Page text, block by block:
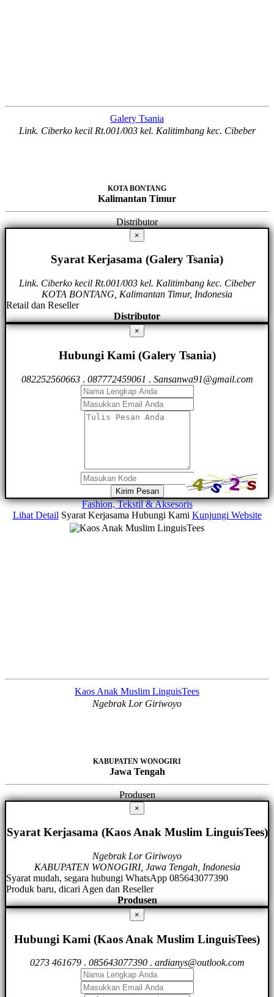
Galery Tsania
Link. Ciberko kecil Rt.001/003 kel. Kalitimbang kec. Cibeber
KOTA BONTANG
Kalimantan Timur
Distributor
×
Syarat Kerjasama (Galery Tsania)
Link. Ciberko kecil Rt.001/003 kel. Kalitimbang kec. Cibeber
KOTA BONTANG, Kalimantan Timur, Indonesia
Retail dan Reseller
Distributor
×
Hubungi Kami (Galery Tsania)
082252560663. 087772459061 . Sansanwa91@gmail.com
Kirim Pesan
Fashion, Tekstil & Aksesoris
Lihat Detail Syarat Kerjasama Hubungi Kami Kunjungi Website
Kaos Anak Muslim LinguisTees
Ngebrak Lor Giriwoyo
KABUPATEN WONOGIRI
Jawa Tengah
Produsen
×
Syarat Kerjasama (Kaos Anak Muslim LinguisTees)
Ngebrak Lor Giriwoyo
KABUPATEN WONOGIRI, Jawa Tengah, Indonesia
Syarat mudah, segara hubungi WhatsApp 085643077390
Produk baru, dicari Agen dan Reseller
Produsen
×
Hubungi Kami (Kaos Anak Muslim LinguisTees)
0273 461679. 085643077390. ardianys@outlook.com